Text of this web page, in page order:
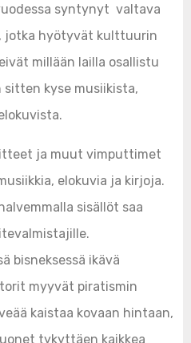
syntynyt valtava
jotka hyötyvät kulttuurin
millään lailla osallistu
sitten kyse musiikista,
ja muut vimputtimet
elokuvia ja kirjoja.
sisällöt saa
bisneksessä ikävä
myyvät piratismin
kaistaa kovaan hintaan,
tykyttäen kaikkea